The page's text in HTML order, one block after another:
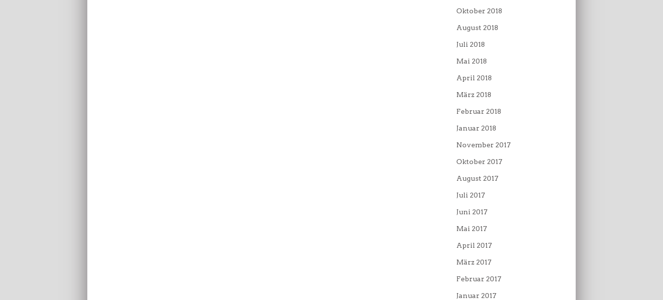
Oktober 2018
August 2018
Juli 2018
Mai 2018
April 2018
März 2018
Februar 2018
Januar 2018
November 2017
Oktober 2017
August 2017
Juli 2017
Juni 2017
Mai 2017
April 2017
März 2017
Februar 2017
Januar 2017